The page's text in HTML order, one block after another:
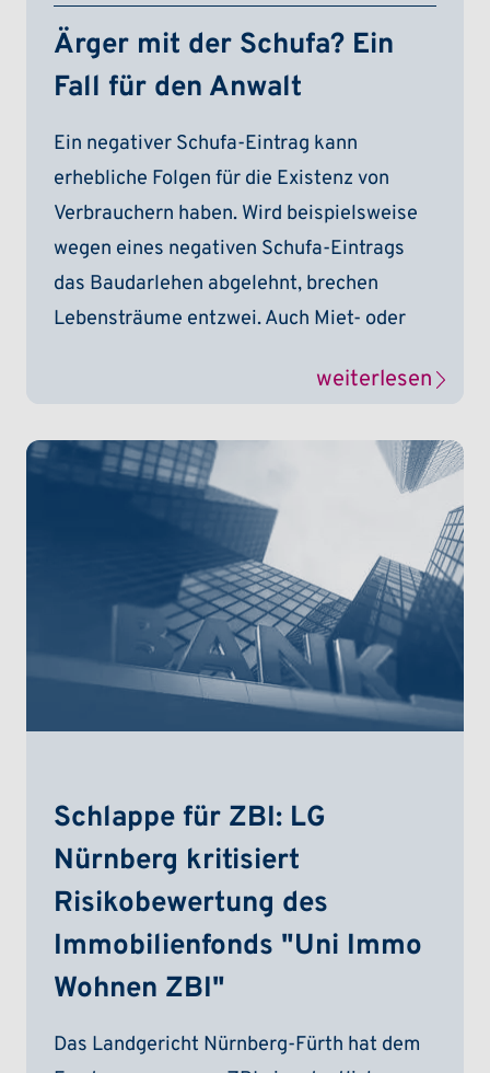
Ärger mit der Schufa? Ein
Fall für den Anwalt
Ein negativer Schufa-Eintrag kann
erhebliche Folgen für die Existenz von
Verbrauchern haben. Wird beispielsweise
wegen eines negativen Schufa-Eintrags
das Baudarlehen abgelehnt, brechen
Lebensträume entzwei. Auch Miet- oder
weiterlesen
Schlappe für ZBI: LG
Nürnberg kritisiert
Risikobewertung des
Immobilienfonds "Uni Immo
Wohnen ZBI"
Das Landgericht Nürnberg-Fürth hat dem